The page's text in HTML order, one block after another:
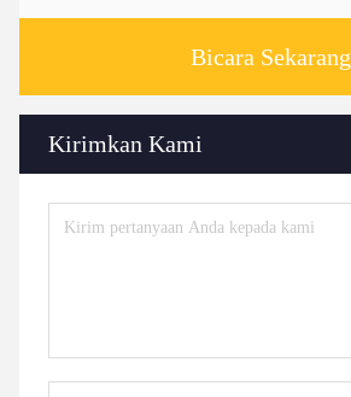
Bicara Sekarang
Kirimkan Kami